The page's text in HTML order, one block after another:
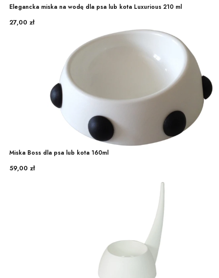
Elegancka miska na wodę dla psa lub kota Luxurious 210 ml
Cena
27,00 zł
Miska Boss dla psa lub kota 160ml
Cena
59,00 zł